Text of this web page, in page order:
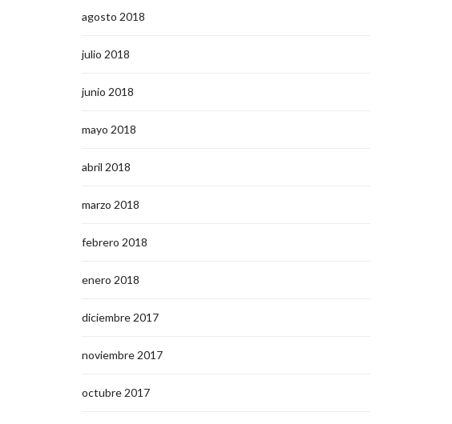
agosto 2018
julio 2018
junio 2018
mayo 2018
abril 2018
marzo 2018
febrero 2018
enero 2018
diciembre 2017
noviembre 2017
octubre 2017